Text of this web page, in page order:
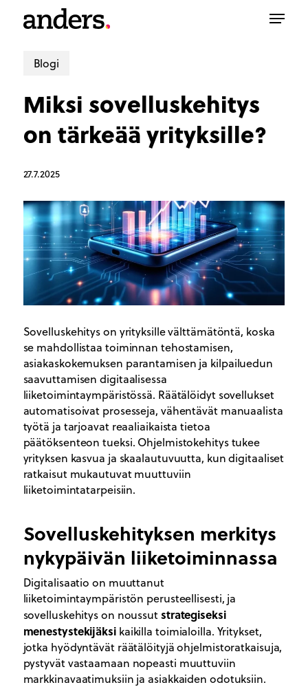
Menu
Blogi
Miksi sovelluskehitys
on tärkeää yrityksille?
27.7.2025
Sovelluskehitys on yrityksille välttämätöntä, koska
se mahdollistaa toiminnan tehostamisen,
asiakaskokemuksen parantamisen ja kilpailuedun
saavuttamisen digitaalisessa
liiketoimintaympäristössä. Räätälöidyt sovellukset
automatisoivat prosesseja, vähentävät manuaalista
työtä ja tarjoavat reaaliaikaista tietoa
päätöksenteon tueksi. Ohjelmistokehitys tukee
yrityksen kasvua ja skaalautuvuutta, kun digitaaliset
ratkaisut mukautuvat muuttuviin
liiketoimintatarpeisiin.
Sovelluskehityksen merkitys
nykypäivän liiketoiminnassa
Digitalisaatio on muuttanut
liiketoimintaympäristön perusteellisesti, ja
sovelluskehitys on noussutstrategiseksi
menestystekijäksikaikilla toimialoilla. Yritykset,
jotka hyödyntävät räätälöityjä ohjelmistoratkaisuja,
pystyvät vastaamaan nopeasti muuttuviin
markkinavaatimuksiin ja asiakkaiden odotuksiin.